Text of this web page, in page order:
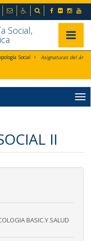
+ s)
Mapa webContactoAccesibilidad
Buscador
Social,
Social Asignaturas del área
II
BASIC.Y SALUD